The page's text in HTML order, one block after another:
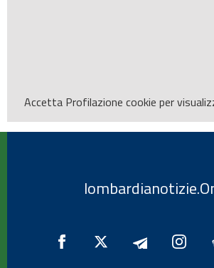
Accetta Profilazione cookie per